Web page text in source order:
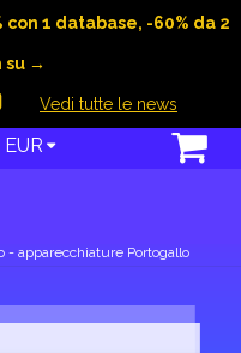
1 database, -60% da 2
su →
Vedi tutte le news
EUR
- apparecchiature Portogallo